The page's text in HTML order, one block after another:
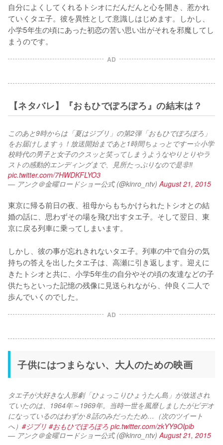
自分によくしてくれるトシオにだんだんと心を開き、惹かれ
ていくタエ子。彼を異性として意識しはじめます。しかし、
小学5年生の頃にあった初恋の苦い思い出がそれを邪魔してし
まうのです。
AD
【ネタバレ】『おもひでぽろぽろ』の結末は？
このあと9時からは「夏はジブリ」の第2弾「おもひでぽろぽろ」
をお届けしますぅ！放送開始まであと1時間ちょっとですー☆小学
校時代の男子と女子のクスッと笑ってしまうようなやりとりやラ
pic.twitter.com/7HWDKFLYO3
— アンク＠金曜ロードショー公式 (@kinro_ntv) August 21, 2015
東京に帰る前日の夜、祖母からもちかけられたトシオとの結
婚の話に、思わずその場を飛び出すタエ子。そして翌日、東
京に戻る列車に乗ってしまいます。
しかし、彼の事が忘れきれないタエ子。列車の中で自分の気
持ちの答えを出したタエ子は、高瀬に引き返します。迎えに
きたトシオと共に、小学5年生の自分やその頃の友達などの子
供たちといった記憶の残像に見送られながら、仲良く二人で
歩んでいくのでした。
AD
子供にはつまらない、大人のための映画
タエ子が大好きな人形劇「ひょっこりひょうたん島」が放送され
ていたのは、1964年～1969年。当時一世を風靡しましたがビデオ
になっているのはわずか８話のみだったため…（次のツイート
へ） #ジブリ #おもひでぽろぽろ pic.twitter.com/zkYY9OIpib
— アンク＠金曜ロードショー公式 (@kinro_ntv) August 21, 2015